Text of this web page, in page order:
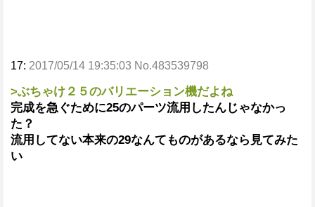
17: 2017/05/14 19:35:03 No.483539798
>ぶちゃけ２５のバリエーション機だよね
完成を急ぐために25のパーツ流用したんじゃなかっ
た？
流用してない本来の29なんてものがあるなら見てみた
い